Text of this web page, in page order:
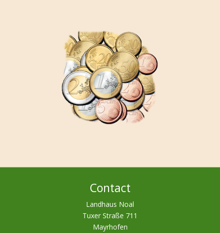
Contact
Landhaus Noal
Tuxer Straße 711
Mayrhofen